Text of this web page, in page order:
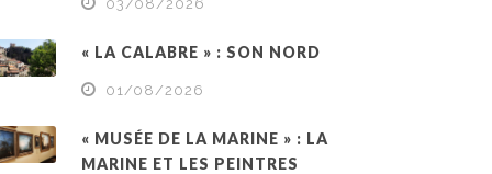
03/08/2026
« LA CALABRE » : SON NORD
01/08/2026
« MUSÉE DE LA MARINE » : LA
MARINE ET LES PEINTRES